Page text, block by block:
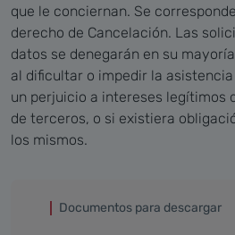
que le conciernan. Se
derecho de Cancelación. Las
datos se denegarán en su
al dificultar o impedir la
un perjuicio a intereses legítimos
de terceros, o si existiera
los mismos.
Documentos para descargar